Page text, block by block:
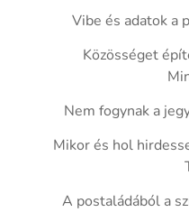
Vibe és adatok a
Közösséget
Nem fogynak a
Mikor és hol
A postaládából a